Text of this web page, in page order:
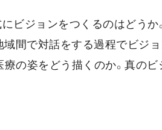
ビジョンをつくるのはどうか
間で対話をする過程でビジ
療の姿をどう描くのか。真の